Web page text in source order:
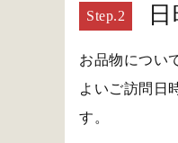
お品物につい
よいご訪問日
す。